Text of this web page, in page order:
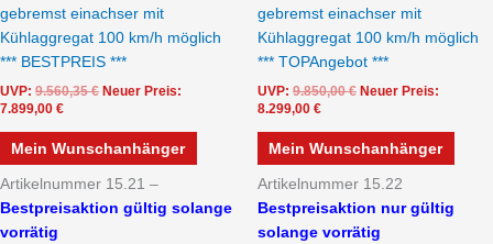
gebremst einachser mit
Kühlaggregat 100 km/h möglich
*** BESTPREIS ***
UVP: 9.560,35€ Neuer Preis:
7.899,00 €
Mein Wunschanhänger
Artikelnummer 15.21 –
Bestpreisaktion gültig solange
vorrätig
gebremst einachser mit
Kühlaggregat 100 km/h möglich
*** TOPAngebot ***
UVP: 9.850,00€ Neuer Preis:
8.299,00 €
Mein Wunschanhänger
Artikelnummer 15.22
Bestpreisaktion nur gültig
solange vorrätig